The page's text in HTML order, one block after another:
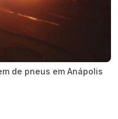
de pneus em Anápolis